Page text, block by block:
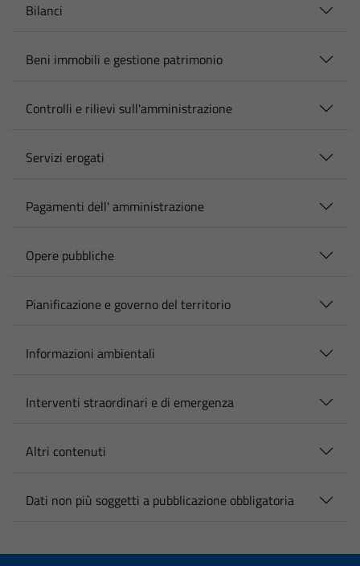
Bilanci
Beni immobili e gestione patrimonio
Controlli e rilievi sull'amministrazione
Servizi erogati
Pagamenti dell' amministrazione
Opere pubbliche
Pianificazione e governo del territorio
Informazioni ambientali
Interventi straordinari e di emergenza
Altri contenuti
Dati non più soggetti a pubblicazione obbligatoria